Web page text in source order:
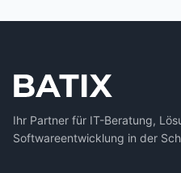
Ihr Partner für IT-Beratung,
Softwareentwicklung in der